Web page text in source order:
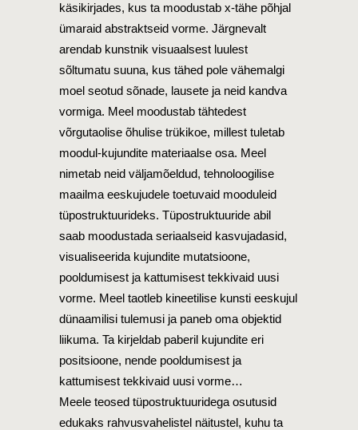
käsikirjades, kus ta moodustab x-tähe põhjal
ümaraid abstraktseid vorme. Järgnevalt
arendab kunstnik visuaalsest luulest
sõltumatu suuna, kus tähed pole vähemalgi
moel seotud sõnade, lausete ja neid kandva
vormiga. Meel moodustab tähtedest
võrgutaolise õhulise trükikoe, millest tuletab
moodul-kujundite materiaalse osa. Meel
nimetab neid väljamõeldud, tehnoloogilise
maailma eeskujudele toetuvaid mooduleid
tüpostruktuurideks. Tüpostruktuuride abil
saab moodustada seriaalseid kasvujadasid,
visualiseerida kujundite mutatsioone,
pooldumisest ja kattumisest tekkivaid uusi
vorme. Meel taotleb kineetilise kunsti eeskujul
dünaamilisi tulemusi ja paneb oma objektid
liikuma. Ta kirjeldab paberil kujundite eri
positsioone, nende pooldumisest ja
kattumisest tekkivaid uusi vorme…
Meele teosed tüpostruktuuridega osutusid
edukaks rahvusvahelistel näitustel, kuhu ta